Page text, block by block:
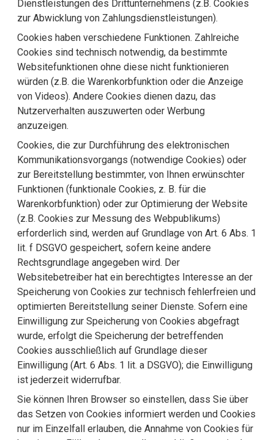
Dienstleistungen des Drittunternehmens (z.B. Cookies
zur Abwicklung von Zahlungsdienstleistungen).
Cookies haben verschiedene Funktionen. Zahlreiche
Cookies sind technisch notwendig, da bestimmte
Websitefunktionen ohne diese nicht funktionieren
würden (z.B. die Warenkorbfunktion oder die Anzeige
von Videos). Andere Cookies dienen dazu, das
Nutzerverhalten auszuwerten oder Werbung
anzuzeigen.
Cookies, die zur Durchführung des elektronischen
Kommunikationsvorgangs (notwendige Cookies) oder
zur Bereitstellung bestimmter, von Ihnen erwünschter
Funktionen (funktionale Cookies, z. B. für die
Warenkorbfunktion) oder zur Optimierung der Website
(z.B. Cookies zur Messung des Webpublikums)
erforderlich sind, werden auf Grundlage von Art. 6 Abs. 1
lit. f DSGVO gespeichert, sofern keine andere
Rechtsgrundlage angegeben wird. Der
Websitebetreiber hat ein berechtigtes Interesse an der
Speicherung von Cookies zur technisch fehlerfreien und
optimierten Bereitstellung seiner Dienste. Sofern eine
Einwilligung zur Speicherung von Cookies abgefragt
wurde, erfolgt die Speicherung der betreffenden
Cookies ausschließlich auf Grundlage dieser
Einwilligung (Art. 6 Abs. 1 lit. a DSGVO); die Einwilligung
ist jederzeit widerrufbar.
Sie können Ihren Browser so einstellen, dass Sie über
das Setzen von Cookies informiert werden und Cookies
nur im Einzelfall erlauben, die Annahme von Cookies für